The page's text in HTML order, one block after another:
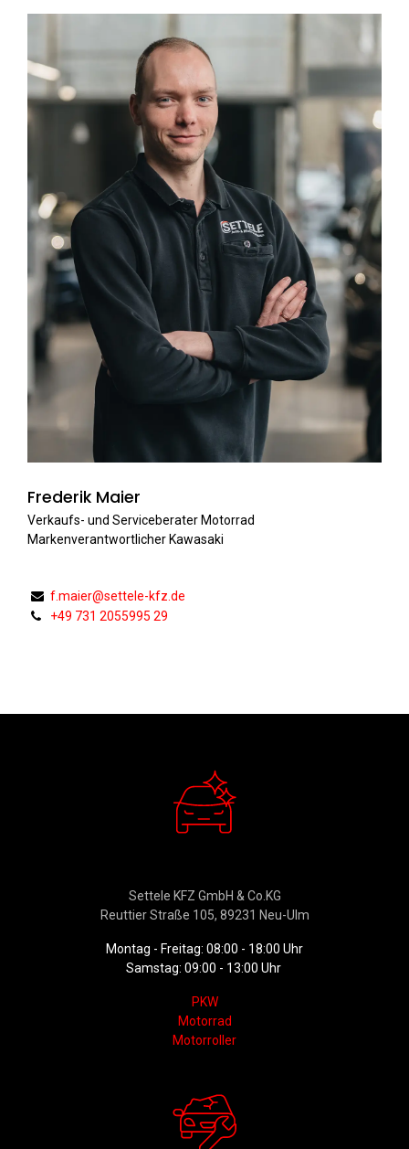
Frederik Maier
Verkaufs- und Serviceberater Motorrad
Markenverantwortlicher Kawasaki
f.maier@settele-kfz.de
+49 731 2055995 29
Settele KFZ GmbH & Co.KG
Reuttier Straße 105, 89231 Neu-Ulm
Montag - Freitag: 08:00 - 18:00 Uhr
Samstag: 09:00 - 13:00 Uhr
PKW
Motorrad
Motorroller